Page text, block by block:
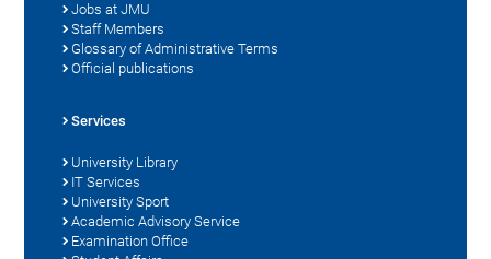
Jobs at JMU
Staff Members
Glossary of Administrative Terms
Official publications
Services
University Library
IT Services
University Sport
Academic Advisory Service
Examination Office